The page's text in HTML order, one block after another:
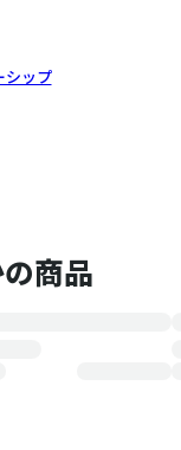
シップ
商品